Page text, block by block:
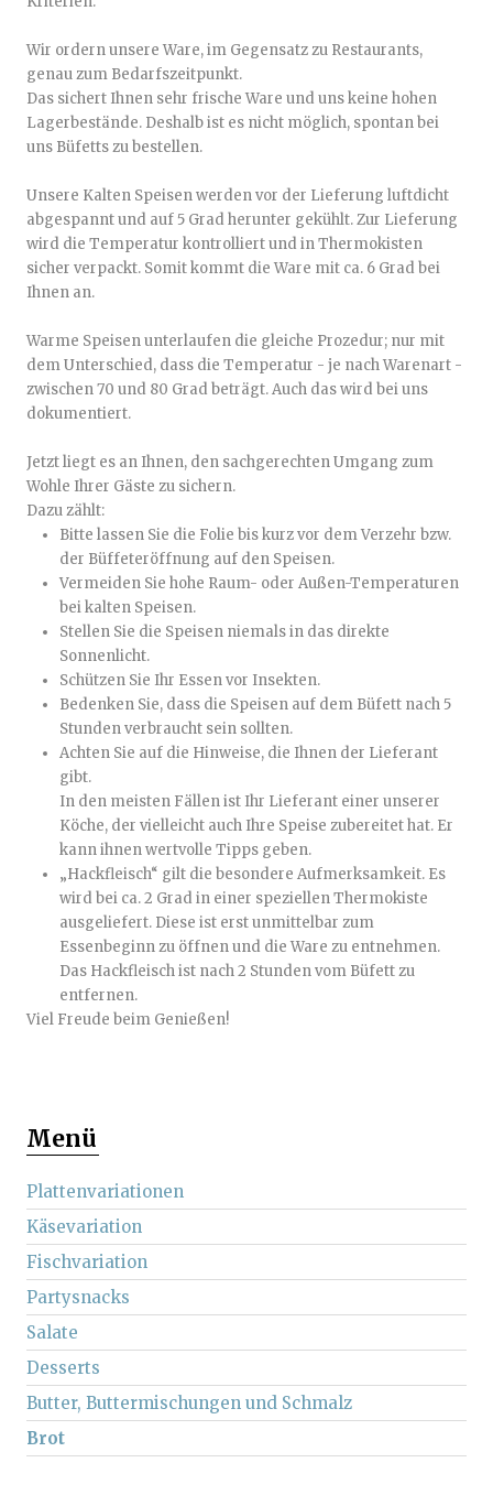
Wir ordern unsere Ware, im Gegensatz zu Restaurants,
genau zum Bedarfszeitpunkt.
Das sichert Ihnen sehr frische Ware und uns keine hohen
Lagerbestände. Deshalb ist es nicht möglich, spontan bei
uns Büfetts zu bestellen.
Unsere Kalten Speisen werden vor der Lieferung luftdicht
abgespannt und auf 5 Grad herunter gekühlt. Zur Lieferung
wird die Temperatur kontrolliert und in Thermokisten
sicher verpackt. Somit kommt die Ware mit ca. 6 Grad bei
Ihnen an.
Warme Speisen unterlaufen die gleiche Prozedur; nur mit
dem Unterschied, dass die Temperatur - je nach Warenart -
zwischen 70 und 80 Grad beträgt. Auch das wird bei uns
dokumentiert.
Jetzt liegt es an Ihnen, den sachgerechten Umgang zum
Wohle Ihrer Gäste zu sichern.
Dazu zählt:
Bitte lassen Sie die Folie bis kurz vor dem Verzehr bzw.
der Büffeteröffnung auf den Speisen.
Vermeiden Sie hohe Raum- oder Außen-Temperaturen
bei kalten Speisen.
Stellen Sie die Speisen niemals in das direkte
Sonnenlicht.
Schützen Sie Ihr Essen vor Insekten.
Bedenken Sie, dass die Speisen auf dem Büfett nach 5
Stunden verbraucht sein sollten.
Achten Sie auf die Hinweise, die Ihnen der Lieferant
gibt.
In den meisten Fällen ist Ihr Lieferant einer unserer
Köche, der vielleicht auch Ihre Speise zubereitet hat. Er
kann ihnen wertvolle Tipps geben.
„Hackfleisch“ gilt die besondere Aufmerksamkeit. Es
wird bei ca. 2 Grad in einer speziellen Thermokiste
ausgeliefert. Diese ist erst unmittelbar zum
Essenbeginn zu öffnen und die Ware zu entnehmen.
Das Hackfleisch ist nach 2 Stunden vom Büfett zu
entfernen.
Viel Freude beim Genießen!
Menü
Plattenvariationen
Käsevariation
Fischvariation
Partysnacks
Salate
Desserts
Butter, Buttermischungen und Schmalz
Brot